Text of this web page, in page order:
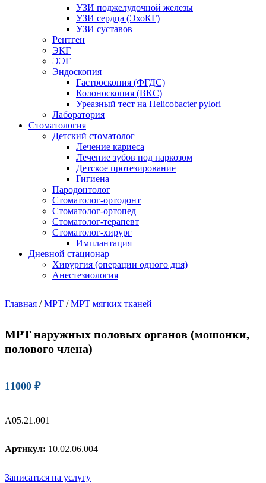
УЗИ поджелудочной железы
УЗИ сердца (ЭхоКГ)
УЗИ суставов
Рентген
ЭКГ
ЭЭГ
Эндоскопия
Гастроскопия (ФГДС)
Колоноскопия (ВКС)
Уреазный тест на Helicobacter pylori
Лаборатория
Стоматология
Детский стоматолог
Лечение кариеса
Лечение зубов под наркозом
Детское протезирование
Гигиена
Пародонтолог
Стоматолог-ортодонт
Стоматолог-ортопед
Стоматолог-терапевт
Стоматолог-хирург
Имплантация
Дневной стационар
Хирургия (операции одного дня)
Анестезиология
Главная / МРТ / МРТ мягких тканей
МРТ наружных половых органов (мошонки,
полового члена)
11000 ₽
A05.21.001
Артикул: 10.02.06.004
Записаться на услугу